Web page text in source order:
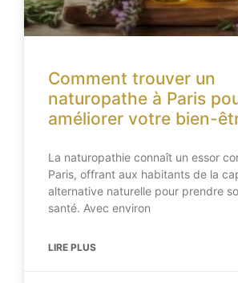
Comment trouver un
naturopathe à Paris
améliorer votre bien-
La naturopathie connaît un essor
Paris, offrant aux habitants de la
alternative naturelle pour prendre
santé. Avec environ
LIRE PLUS